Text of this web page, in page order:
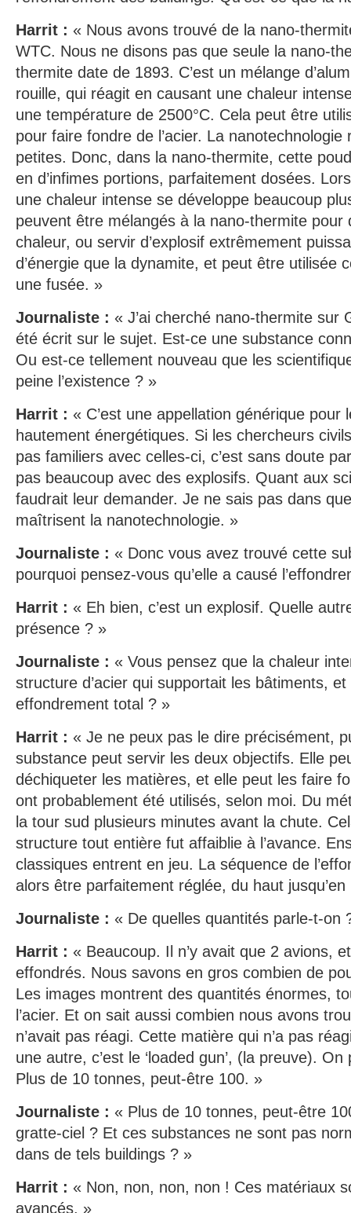
Harrit : « Nous avons trouvé de la nano-
WTC. Nous ne disons pas que seule la nano-
thermite date de 1893. C’est un mélange
rouille, qui réagit en causant une chaleur
une température de 2500°C. Cela peut être
pour faire fondre de l’acier. La nanotechnologie
petites. Donc, dans la nano-thermite, cette
en d’infimes portions, parfaitement dosées.
une chaleur intense se développe beaucoup
peuvent être mélangés à la nano-thermite pour
chaleur, ou servir d’explosif extrêmement
d’énergie que la dynamite, et peut être utilisée
une fusée. »
Journaliste : « J’ai cherché nano-thermite sur
été écrit sur le sujet. Est-ce une substance
Ou est-ce tellement nouveau que les
peine l’existence ? »
Harrit : « C’est une appellation générique pour
hautement énergétiques. Si les chercheurs
pas familiers avec celles-ci, c’est sans doute
pas beaucoup avec des explosifs. Quant aux
faudrait leur demander. Je ne sais pas dans
maîtrisent la nanotechnologie. »
Journaliste : « Donc vous avez trouvé cette
pourquoi pensez-vous qu’elle a causé
Harrit : « Eh bien, c’est un explosif. Quelle
présence ? »
Journaliste : « Vous pensez que la chaleur
structure d’acier qui supportait les bâtiments,
effondrement total ? »
Harrit : « Je ne peux pas le dire précisément,
substance peut servir les deux objectifs. Elle
déchiqueter les matières, et elle peut les faire
ont probablement été utilisés, selon moi. Du
la tour sud plusieurs minutes avant la chute.
structure tout entière fut affaiblie à l’avance.
classiques entrent en jeu. La séquence de
alors être parfaitement réglée, du haut jusqu’en
Journaliste : « De quelles quantités parle-t-on
Harrit : « Beaucoup. Il n’y avait que 2 avions,
effondrés. Nous savons en gros combien de
Les images montrent des quantités énormes,
l’acier. Et on sait aussi combien nous avons
n’avait pas réagi. Cette matière qui n’a pas
une autre, c’est le ‘loaded gun’, (la preuve).
Plus de 10 tonnes, peut-être 100. »
Journaliste : « Plus de 10 tonnes, peut-être
gratte-ciel ? Et ces substances ne sont pas
dans de tels buildings ? »
Harrit : « Non, non, non, non ! Ces matériaux
avancés. »